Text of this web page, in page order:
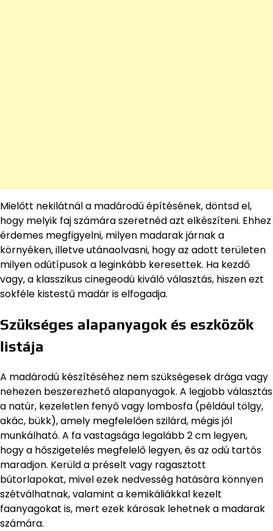
Mielőtt nekilátnál a madárodú építésének, döntsd el,
hogy melyik faj számára szeretnéd azt elkészíteni. Ehhez
érdemes megfigyelni, milyen madarak járnak a
környéken, illetve utánaolvasni, hogy az adott területen
milyen odútípusok a leginkább keresettek. Ha kezdő
vagy, a klasszikus cinegeodú kiváló választás, hiszen ezt
sokféle kistestű madár is elfogadja.
Szükséges alapanyagok és eszközök
listája
A madárodú készítéséhez nem szükségesek drága vagy
nehezen beszerezhető alapanyagok. A legjobb választás
a natúr, kezeletlen fenyő vagy lombosfa (például tölgy,
akác, bükk), amely megfelelően szilárd, mégis jól
munkálható. A fa vastagsága legalább 2 cm legyen,
hogy a hőszigetelés megfelelő legyen, és az odú tartós
maradjon. Kerüld a préselt vagy ragasztott
bútorlapokat, mivel ezek nedvesség hatására könnyen
szétválhatnak, valamint a kemikáliákkal kezelt
faanyagokat is, mert ezek károsak lehetnek a madarak
számára.